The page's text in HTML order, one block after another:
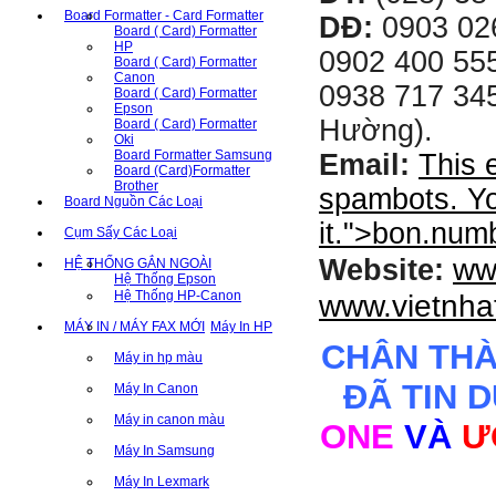
Board Formatter - Card Formatter
Board ( Card) Formatter
HP
Board ( Card) Formatter
Canon
Board ( Card) Formatter
Epson
Board ( Card) Formatter
Oki
Board Formatter Samsung
Board (Card)Formatter
Brother
Board Nguồn Các Loại
Cụm Sấy Các Loại
HỆ THỐNG GẮN NGOÀI
Hệ Thống Epson
Hệ Thống HP-Canon
MÁY IN / MÁY FAX MỚI Máy In HP
Máy in hp màu
Máy In Canon
Máy in canon màu
Máy In Samsung
Máy In Lexmark
DĐ: 0903
0902 400
0938 717
Hường).
Email: This
spambots.
it.">
Website:
CHÂN
ĐÃ TIN
ONE VÀ